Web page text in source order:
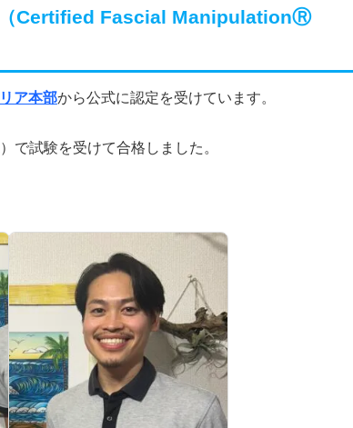
Certified Fascial ManipulationⓇ
ア本部から公式に認定を受けています。
で試験を受けて合格しました。